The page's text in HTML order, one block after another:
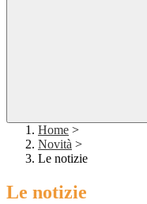
Home >
Novità >
Le notizie
Le notizie